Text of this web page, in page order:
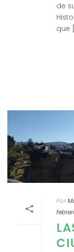
de
que
Por